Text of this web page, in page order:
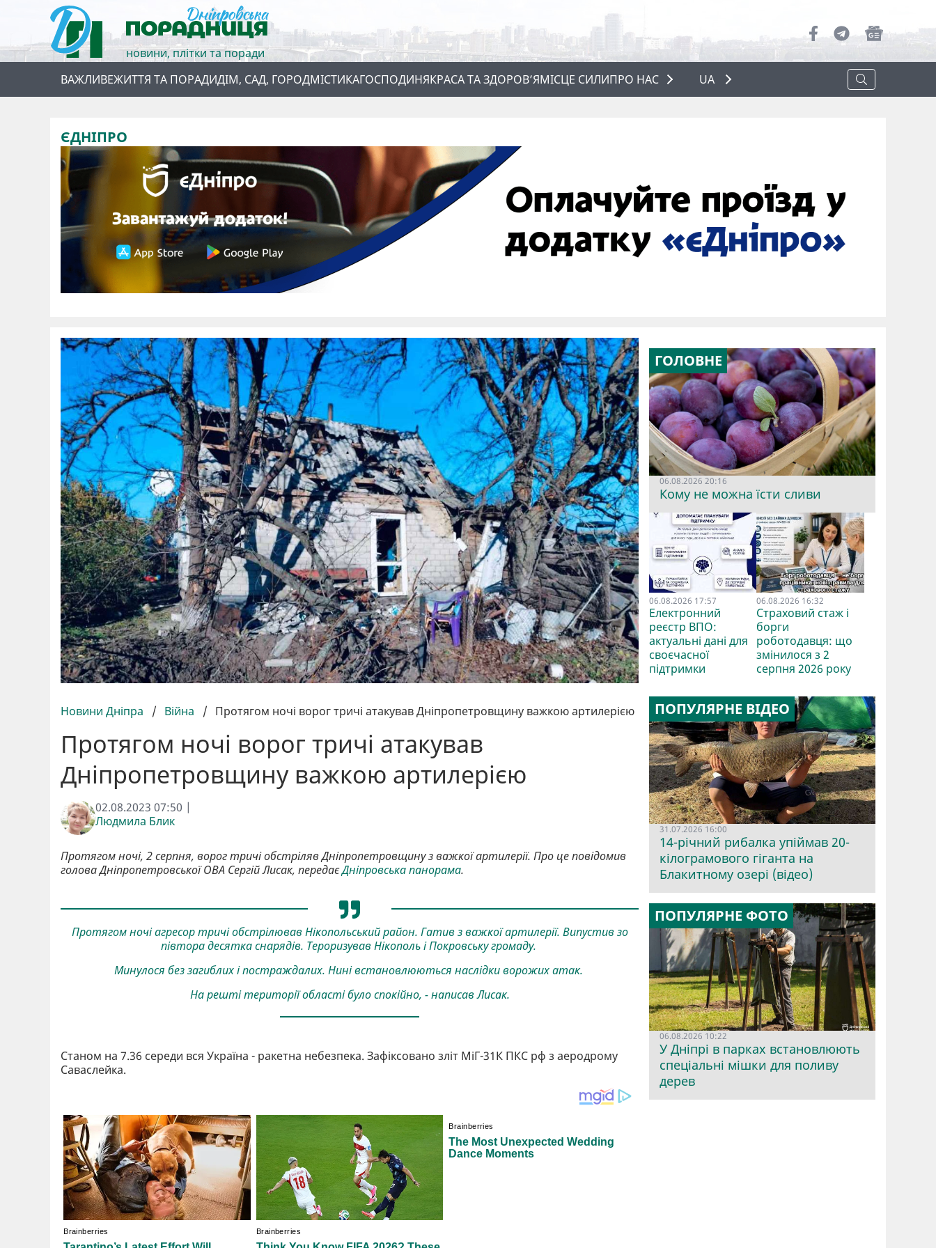
новини, плітки та поради
ВАЖЛИВЕЖИТТЯ ТА ПОРАДИДІМ, САД, ГОРОДМІСТИКАГОСПОДИНЯКРАСА ТА ЗДОРОВ’ЯМІСЦЕ СИЛИПРО НАС
ПРО НАС
UA
ЄДНІПРО
Новини Дніпра / Війна / Протягом ночі ворог тричі атакував Дніпропетровщину важкою артилерією
Протягом ночі ворог тричі атакував
Дніпропетровщину важкою артилерією
02.08.2023 07:50 |
Людмила Блик
Протягом ночі, 2 серпня, ворог тричі обстріляв Дніпропетровщину з важкої артилерії. Про це повідомив
голова Дніпропетровської ОВА Сергій Лисак, передаєДніпровська панорама.
Протягом ночі агресор тричі обстрілював Нікопольський район. Гатив з важкої артилерії. Випустив зо
півтора десятка снарядів. Тероризував Нікополь і Покровську громаду.
Минулося без загиблих і постраждалих. Нині встановлюються наслідки ворожих атак.
На решті території області було спокійно, - написав Лисак.
Станом на 7.36 середи вся Україна - ракетна небезпека. Зафіксовано зліт МіГ-31К ПКС рф з аеродрому
Саваслейка.
ГОЛОВНЕ
06.08.2026 20:16
Кому не можна їсти сливи
06.08.2026 17:57
Електронний
реєстр ВПО:
актуальні дані для
своєчасної
підтримки
06.08.2026 16:32
Страховий стаж і
борги
роботодавця: що
змінилося з 2
серпня 2026 року
ПОПУЛЯРНЕ ВІДЕО
31.07.2026 16:00
14-річний рибалка упіймав 20-
кілограмового гіганта на
Блакитному озері (відео)
ПОПУЛЯРНЕ ФОТО
06.08.2026 10:22
У Дніпрі в парках встановлюють
спеціальні мішки для поливу
дерев